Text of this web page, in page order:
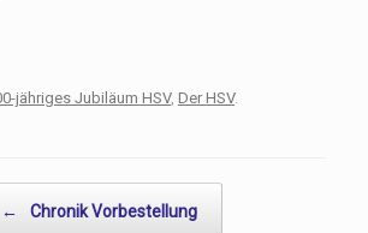
jähriges Jubiläum HSV, Der HSV.
← Chronik Vorbestellung